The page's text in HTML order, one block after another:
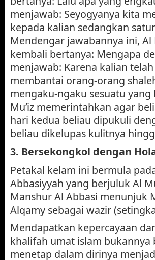
menjawab: Seyogyanya kita
kepada kalian sedangkan
Mendengar jawabannya ini, Al
kembali bertanya: Mengapa
menjawab: Karena kalian
membantai orang-orang
mengaku-ngaku sesuatu
Mu’iz memerintahkan agar
hari kedua beliau dipukuli
beliau dikelupas kulitnya
3. Bersekongkol dengan
Petakal kelam ini bermula
Abbasiyyah yang berjuluk Al
Manshur Al Abbasi menunjuk
Alqamy sebagai wazir
Mendapatkan kepercayaan
khalifah umat islam bukannya
menetap dalam dirinya